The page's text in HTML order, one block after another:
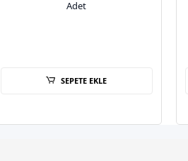
Adet
SEPETE EKLE